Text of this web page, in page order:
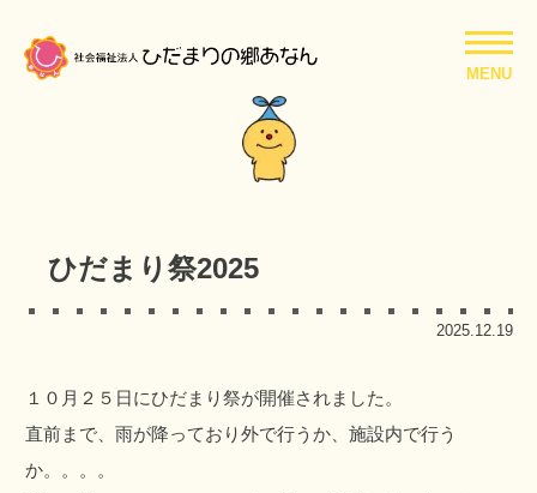
MENU
ひだまり祭2025
2025.12.19
１０月２５日にひだまり祭が開催されました。
直前まで、雨が降っており外で行うか、施設内で行う
か。。。。